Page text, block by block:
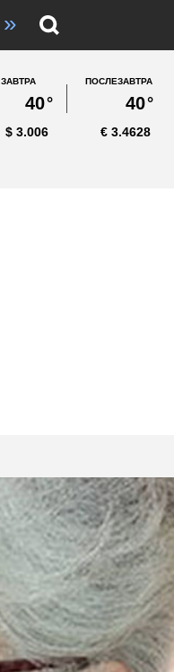
»
ЗАВТРА
40°
ПОСЛЕЗАВТРА
40°
3.006
$ 3.4628
€